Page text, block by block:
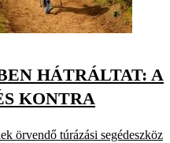
HÁTRÁLTAT: A
KONTRA
örvendő túrázási segédeszköz